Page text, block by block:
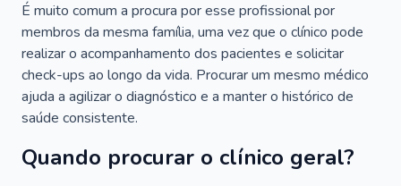
É muito comum a procura por esse profissional por
membros da mesma família, uma vez que o clínico pode
realizar o acompanhamento dos pacientes e solicitar
check-ups ao longo da vida. Procurar um mesmo médico
ajuda a agilizar o diagnóstico e a manter o histórico de
saúde consistente.
Quando procurar o clínico geral?